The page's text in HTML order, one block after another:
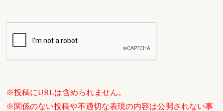
※投稿にURLは含められません。
※関係のない投稿や不適切な表現の内容は公開されない事